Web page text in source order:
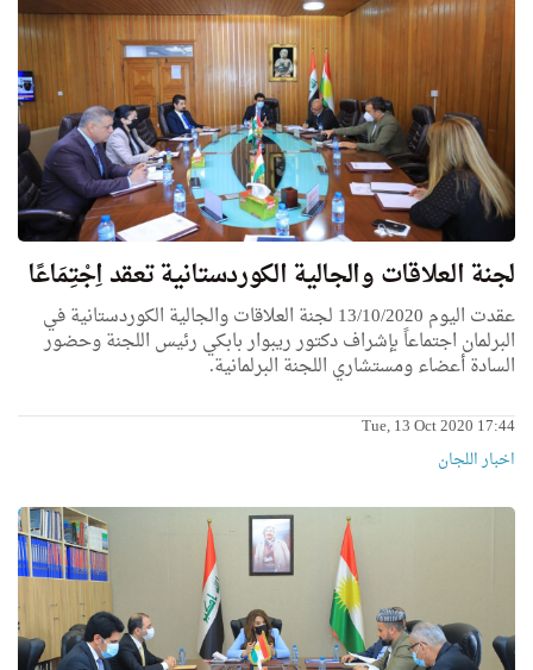
لجنة العلاقات والجالية الكوردستانية تعقد اِجْتِمَاعًا
عقدت اليوم 13/10/2020 لجنة العلاقات والجالية الكوردستانية في
البرلمان اجتماعاًبإشرافدكتور ريبواربابكي رئيس اللجنة وحضور
السادةأعضاءومستشاري اللجنة البرلمانية.
Tue, 13 Oct 2020 17:44
اخبار اللجان